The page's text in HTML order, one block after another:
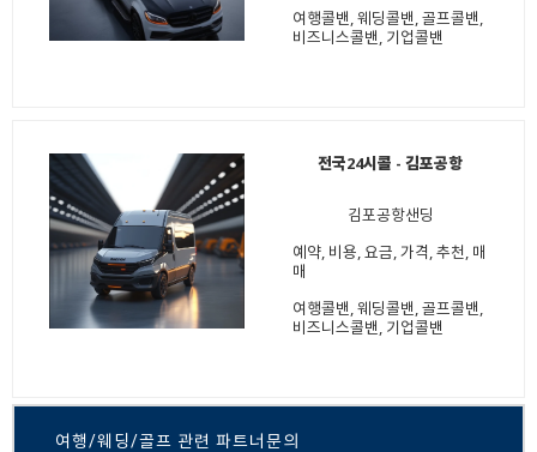
여행콜밴, 웨딩콜밴, 골프콜밴,
비즈니스콜밴, 기업콜밴
전국24시콜 - 김포공항
김포공항샌딩
예약, 비용, 요금, 가격, 추천, 매
매
여행콜밴, 웨딩콜밴, 골프콜밴,
비즈니스콜밴, 기업콜밴
여행/웨딩/골프 관련 파트너문의